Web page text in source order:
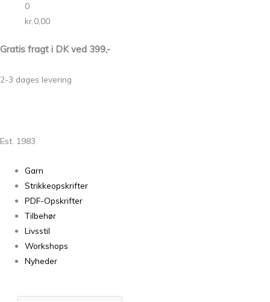
0
kr. 0,00
Gratis fragt i DK ved 399,-
2-3 dages levering
Est. 1983
Garn
Strikkeopskrifter
PDF-Opskrifter
Tilbehør
Livsstil
Workshops
Nyheder